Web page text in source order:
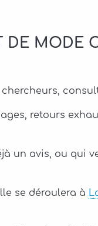
MODE
chercheurs,
retours
un avis, ou qui
se déroulera à